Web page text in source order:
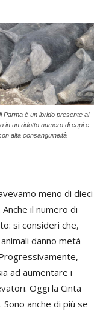
Parma è un ibrido presente al
in un ridotto numero di capi e
alta consanguineità
meno di dieci
il numero di
si consideri che,
danno metà
ad aumentare i
Oggi la Cinta
anche di più se